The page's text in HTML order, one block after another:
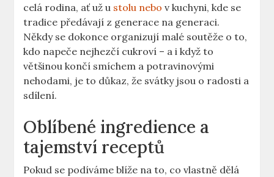
celá rodina, ať už u stolu nebo v kuchyni, kde se
tradice předávají z generace na generaci.
Někdy se dokonce organizují malé soutěže o to,
kdo napeče nejhezčí cukroví – a i když to
většinou končí smíchem a potravinovými
nehodami, je to důkaz, že svátky jsou o radosti a
sdílení.
Oblíbené ingredience a
tajemství receptů
Pokud se podíváme blíže na to, co vlastně dělá